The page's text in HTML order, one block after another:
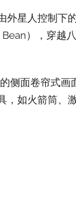
外星人控制下
Bean），穿越
侧面卷帘式画
，如火箭筒、